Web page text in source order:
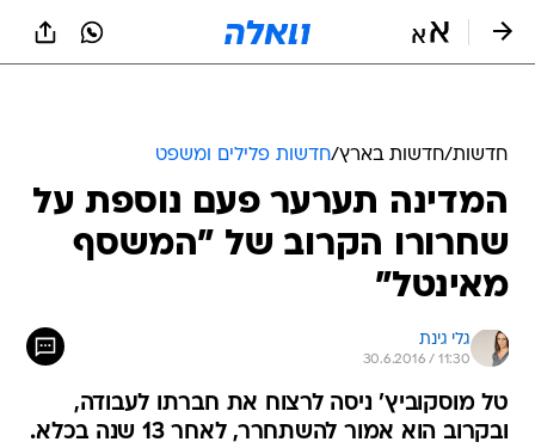
חדשות/חדשות בארץ/חדשות פלילים ומשפט
המדינה תערער פעם נוספת על
שחרורו הקרוב של "המשסף
מאינטל"
גלי גינת
30.6.2016 / 11:30
טל מוסקוביץ' ניסה לרצוח את חברתו לעבודה,
ובקרוב הוא אמור להשתחרר, לאחר 13 שנה בכלא.